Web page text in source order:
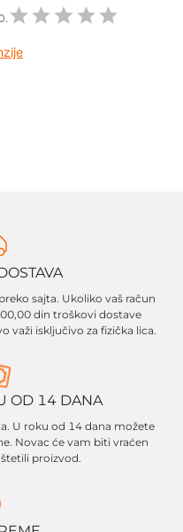
sajta. Ukoliko vaš račun
din troškovi dostave
važi isključivo za fizička lica.
OD 14 DANA
U roku od 14 dana možete
Novac će vam biti vraćen
proizvod.